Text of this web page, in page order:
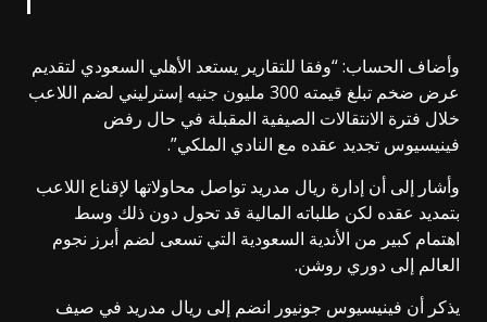
وأضاف الحساب: “وفقا للتقارير يستعد الأهلي السعودي لتقديم
عرض ضخم تبلغ قيمته 300 مليون جنيه إسترليني لضم اللاعب
خلال فترة الانتقالات الصيفية المقبلة في حال رفض
فينيسيوس تجديد عقده مع النادي الملكي”.
وأشار إلى أن إدارة ريال مدريد تواصل محاولاتها لإقناع اللاعب
بتمديد عقده لكن طلباته المالية قد تحول دون ذلك وسط
اهتمام كبير من الأندية السعودية التي تسعى لضم أبرز نجوم
العالم إلى دوري روشن.
يذكر أن فينيسيوس جونيور انضم إلى ريال مدريد في صيف